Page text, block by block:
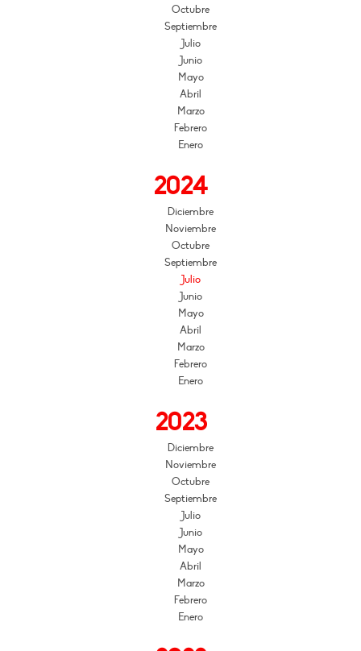
Octubre
Septiembre
Julio
Junio
Mayo
Abril
Marzo
Febrero
Enero
2024
Diciembre
Noviembre
Octubre
Septiembre
Julio
Junio
Mayo
Abril
Marzo
Febrero
Enero
2023
Diciembre
Noviembre
Octubre
Septiembre
Julio
Junio
Mayo
Abril
Marzo
Febrero
Enero